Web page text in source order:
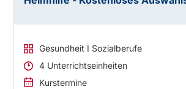
Gesundheit I Sozialberufe
4 Unterrichtseinheiten
Kurstermine